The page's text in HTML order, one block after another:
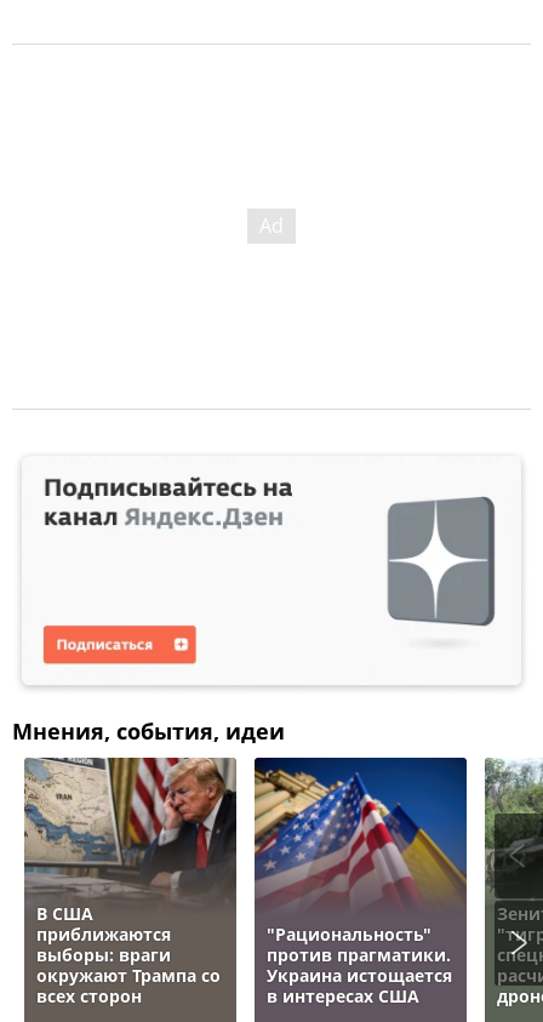
Мнения, события, идеи
В США
приближаются
выборы: враги
окружают Трампа со
всех сторон
"Рациональность"
против прагматики.
Украина истощается
в интересах США